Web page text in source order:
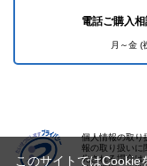
電話ご購入
月～金
個人情報の取り
報の取り扱いに
先される場合は
このサイトではCookie